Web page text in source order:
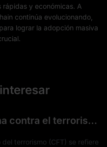
y económicas. A
continúa evolucionando,
lograr la adopción masiva
Financiación de la lucha contra el terrorismo (FCT)
terrorismo (CFT) se refiere